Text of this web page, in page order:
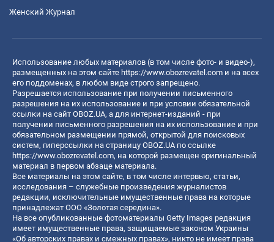
Женский Журнал
Использование любых материалов (в том числе фото- и видео-),
размещенных на этом сайте https://www.obozrevatel.com и на всех
его поддоменах, в любом виде строго запрещено.
Разрешается использование при получении письменного
разрешения на их использование и при условии обязательной
ссылки на сайт OBOZ.UA, а для интернет-изданий - при
получении письменного разрешения на их использование и при
обязательном размещении прямой, открытой для поисковых
систем, гиперссылки на страницу OBOZ.UA по ссылке
https://www.obozrevatel.com, на которой размещен оригинальный
материал в первом абзаце материала.
Все материалы на этом сайте, в том числе интервью, статьи,
исследования – служебные произведения журналистов
редакции, исключительные имущественные права на которые
принадлежат ООО «Золотая середина».
На все опубликованные фотоматериалы Getty Images редакция
имеет имущественные права, защищаемые законом Украины
«Об авторских правах и смежных правах», никто не имеет права